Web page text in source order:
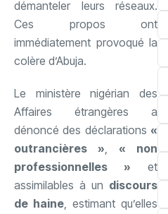
démanteler leurs réseaux.
Ces propos ont
immédiatement provoqué la
colère d’Abuja.
Le ministère nigérian des
Affaires étrangères a
dénoncé des déclarations «
outrancières », « non
professionnelles » et
assimilables à un discours
de haine, estimant qu’elles